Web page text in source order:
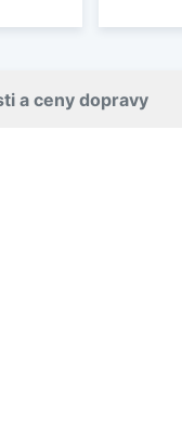
a ceny dopravy